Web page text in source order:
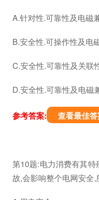
A.针对性.可靠性及电磁
B.安全性.可操作性及电
C.安全性.可靠性及关联
D.安全性.可靠性及电磁
参考答案: 查看最佳
第10题:电力消费有其
故,会影响整个电网安全,